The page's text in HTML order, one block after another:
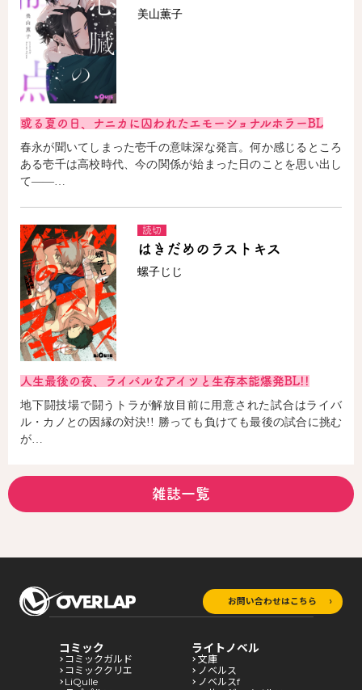
美山薫子
或る夏の日、ナニカに囚われたエモーショナルホラーBL
春永が聞いてしまった壱千の意味深な発言。何か感じるところ
ある壱千は高校時代、今の関係が始まった日のことを思い出し
て――…
読切
はきだめのラストキス
螺子じじ
人生最後の夜、ライバルなアイツと生存本能爆発BL!!
地下闘技場で闘うトラが解放目前に用意された試合はライバ
ル・カノとの因縁の対決!! 勝っても負けても最後の試合に挑む
が…
雑誌一覧
お問い合わせはこちら
コミック
コミックガルド
コミッククリエ
LiQulle
ライトノベル
文庫
ノベルス
ノベルスf